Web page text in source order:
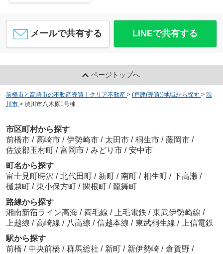
メールで共有する LINEで共有する
ページトップへ
前橋市と高崎市の不動産売買｜クリア不動産 > (戸建(売買))地域から探す > 渋
川市 > 渋川市八木原1号棟
市区町村から探す
前橋市 / 高崎市 / 伊勢崎市 / 太田市 / 桐生市 / 藤岡市 /
佐波郡玉村町
/ 富岡市 / みどり市 / 安中市
町名から探す
富士見町時沢 / 北代田町 / 新町 / 南町 / 相生町 / 下高瀬 /
樋越町 / 東小保方町 / 関根町 / 龍舞町
路線から探す
湘南新宿ライン高海 / 両毛線 / 上毛電鉄 / 東武伊勢崎線 /
上越線 / 高崎線 / 八高線 / 信越本線 / 東武桐生線 / 上信電鉄
駅から探す
前橋 / 中央前橋 / 群馬総社 / 新町 / 新伊勢崎 / 倉賀野 /